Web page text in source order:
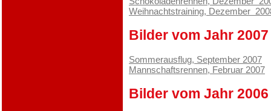
Weihnachtstraining, Dezember
Bilder vom Jahr 2007
Sommerausflug, September 2007
Mannschaftsrennen, Februar 2007
Bilder vom Jahr 2006